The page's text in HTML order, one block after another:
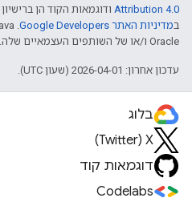
Attribution 4.0 ודוגמאות הקוד הן ברישיון
במדיניות האתר Google Developers‏
Oracle ו/או של השותפים העצמאיים שלה.
עדכון אחרון: 2026-04-01 (שעון UTC).
בלוג
X‏ (Twitter)
דוגמאות קוד
Codelabs